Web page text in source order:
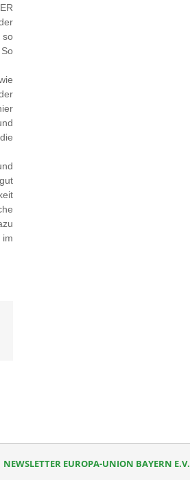
so
im
NEWSLETTER EUROPA-UNION BAYERN E.V.